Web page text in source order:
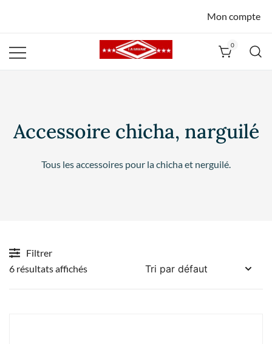
Mon compte
0
Accessoire chicha, narguilé
Tous les accessoires pour la chicha et nerguilé.
Filtrer
6 résultats affichés